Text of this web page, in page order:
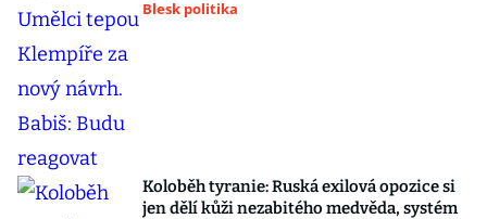
Blesk politika
Koloběh tyranie: Ruská exilová opozice si
jen dělí kůži nezabitého medvěda, systém